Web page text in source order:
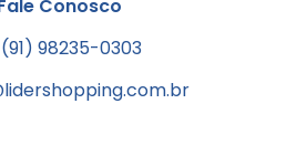
Conosco
(91) 98235-0303